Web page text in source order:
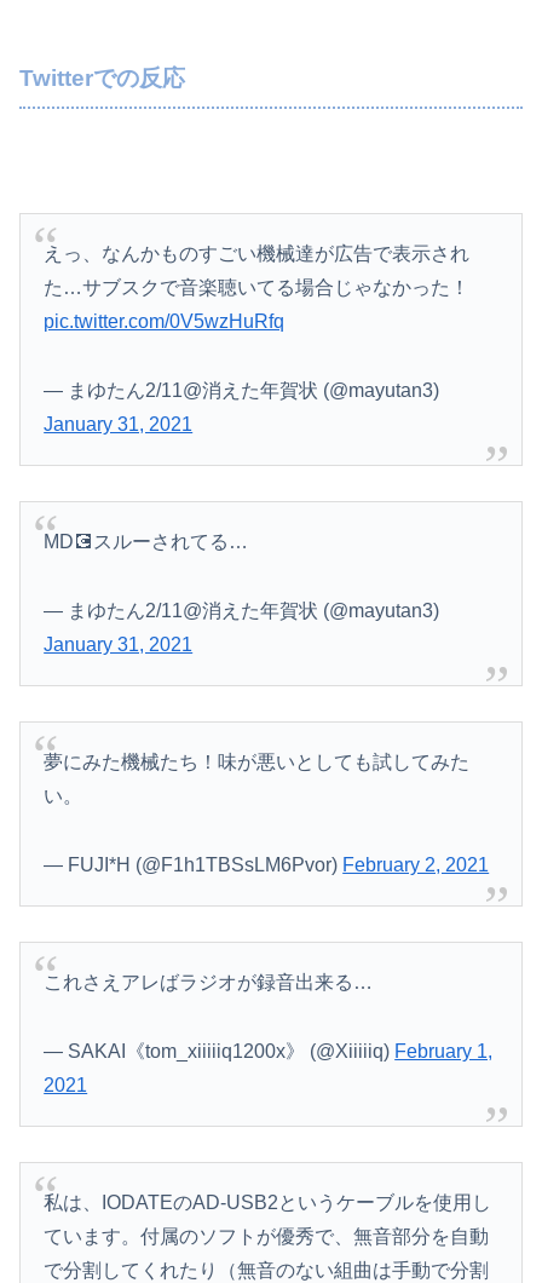
Powered by livedoor 相互RSS
Twitterでの反応
えっ、なんかものすごい機械達が広告で表示され
た…サブスクで音楽聴いてる場合じゃなかった！
pic.twitter.com/0V5wzHuRfq
— まゆたん2/11@消えた年賀状 (@mayutan3)
January 31, 2021
MD💽スルーされてる…
— まゆたん2/11@消えた年賀状 (@mayutan3)
January 31, 2021
夢にみた機械たち！味が悪いとしても試してみた
い。
— FUJI*H (@F1h1TBSsLM6Pvor) February 2, 2021
これさえアレばラジオが録音出来る…
— SAKAI《tom_xiiiiiq1200x》 (@Xiiiiiq) February 1,
2021
私は、IODATEのAD-USB2というケーブルを使用し
ています。付属のソフトが優秀で、無音部分を自動
で分割してくれたり（無音のない組曲は手動で分割